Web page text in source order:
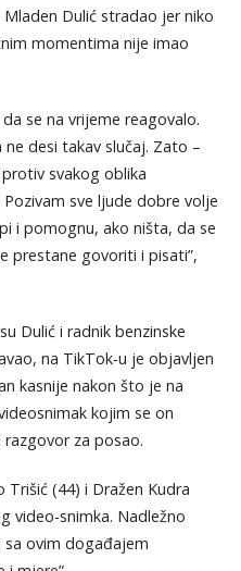
Dulić stradao jer niko
momentima nije imao
se na vrijeme reagovalo.
desi takav slučaj. Zato –
svakog oblika
sve ljude dobre volje
i pomognu, ako ništa, da se
prestane govoriti i pisati”,
Dulić i radnik benzinske
na TikTok-u je objavljen
kasnije nakon što je na
kojim se on
za posao.
Trišić (44) i Dražen Kudra
video-snimka. Nadležno
sa ovim događajem